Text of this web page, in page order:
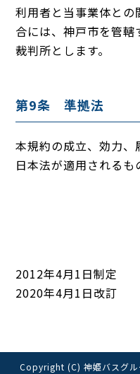
利用者と当事業体との
合には、神戸市を管
裁判所とします。
第9条 準拠法
本規約の成立、効力
日本法が適用されるも
2012年4月1日制定
2020年4月1日改訂
Copyright (C) 神姫バスグル